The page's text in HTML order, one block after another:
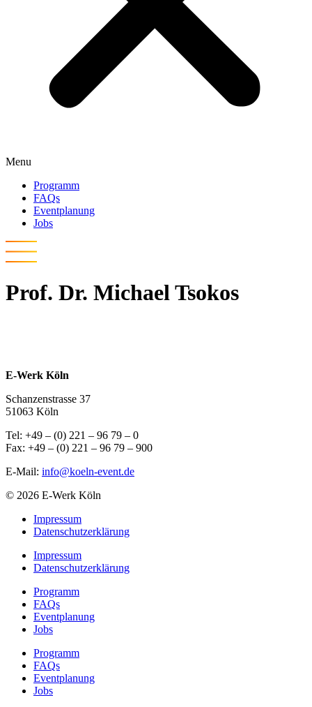
Menu
Programm
FAQs
Eventplanung
Jobs
Prof. Dr. Michael Tsokos
E-Werk Köln
Schanzenstrasse 37
51063 Köln
Tel: +49 – (0) 221 – 96 79 – 0
Fax: +49 – (0) 221 – 96 79 – 900
E-Mail: info@koeln-event.de
© 2026 E-Werk Köln
Impressum
Datenschutzerklärung
Impressum
Datenschutzerklärung
Programm
FAQs
Eventplanung
Jobs
Programm
FAQs
Eventplanung
Jobs